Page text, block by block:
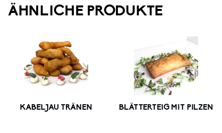
ÄHNLICHE PRODUKTE
KABELJAU TRÄNEN BLÄTTERTEIG MIT PILZEN